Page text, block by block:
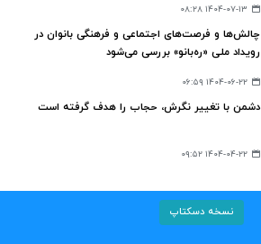
۱۴۰۴-۰۷-۱۳ ۰۸:۲۸
چالش‌ها و فرصت‌های اجتماعی و فرهنگی بانوان در
رویداد ملی «ره‌بانو» بررسی می‌شود
۱۴۰۴-۰۶-۲۲ ۰۶:۵۹
دشمن با تغییر نگرش، حجاب را هدف گرفته است
۱۴۰۴-۰۴-۲۲ ۰۹:۵۲
نسخه دسکتاپ